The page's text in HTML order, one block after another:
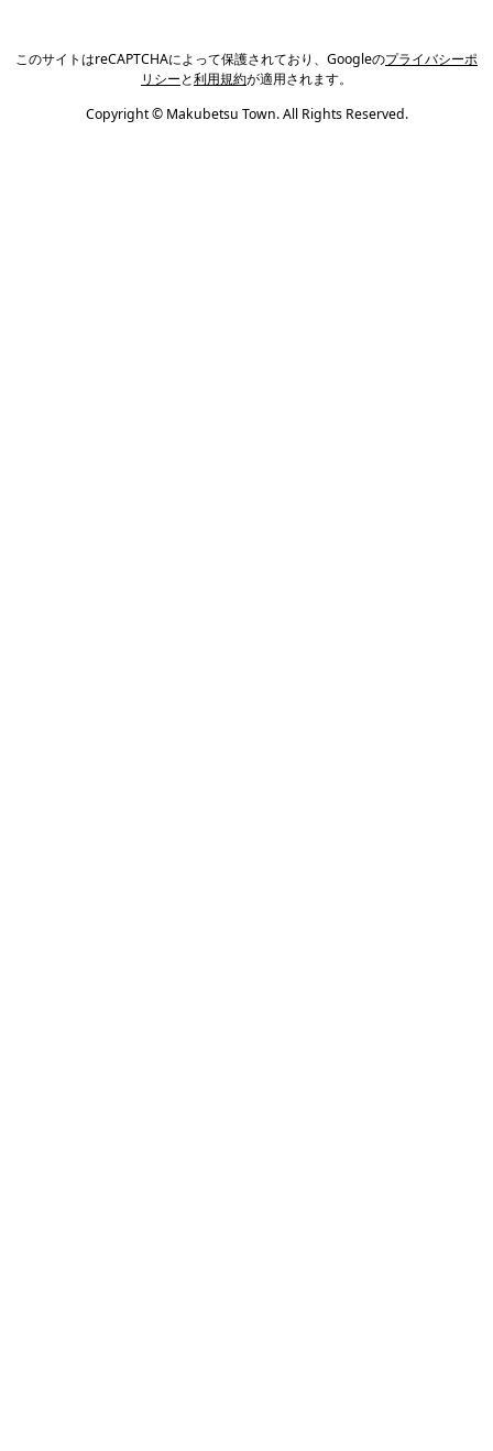
このサイトはreCAPTCHAによって保護されており、Googleのプライバシーポ
リシーと利用規約が適用されます。
Copyright © Makubetsu Town. All Rights Reserved.